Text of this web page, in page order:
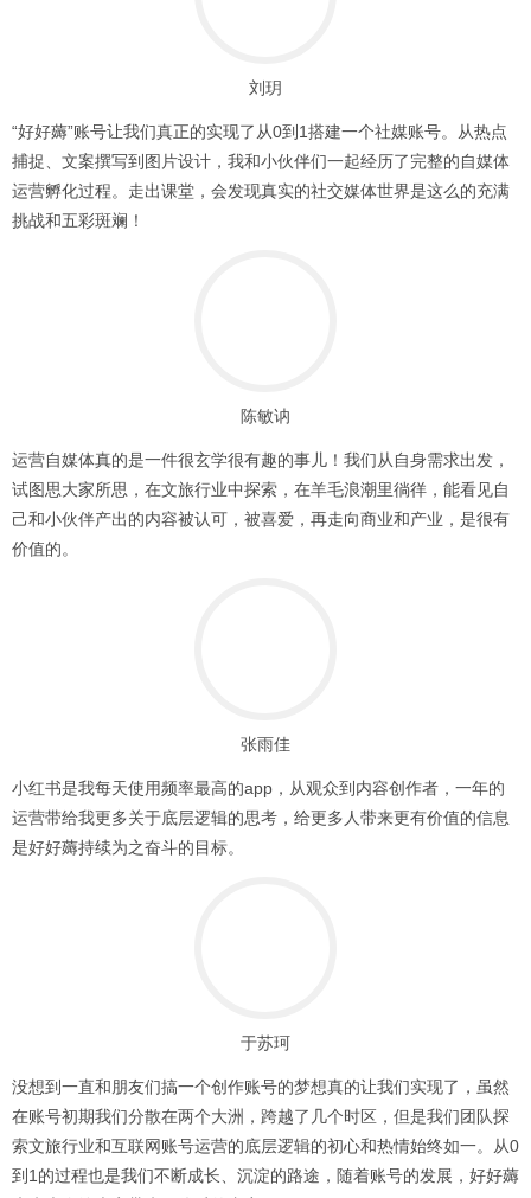
刘玥
“好好薅”账号让我们真正的实现了从0到1搭建一个社媒账号。从热点
捕捉、文案撰写到图片设计，我和小伙伴们一起经历了完整的自媒体
运营孵化过程。走出课堂，会发现真实的社交媒体世界是这么的充满
挑战和五彩斑斓！
陈敏讷
运营自媒体真的是一件很玄学很有趣的事儿！我们从自身需求出发，
试图思大家所思，在文旅行业中探索，在羊毛浪潮里徜徉，能看见自
己和小伙伴产出的内容被认可，被喜爱，再走向商业和产业，是很有
价值的。
张雨佳
小红书是我每天使用频率最高的app，从观众到内容创作者，一年的
运营带给我更多关于底层逻辑的思考，给更多人带来更有价值的信息
是好好薅持续为之奋斗的目标。
于苏珂
没想到一直和朋友们搞一个创作账号的梦想真的让我们实现了，虽然
在账号初期我们分散在两个大洲，跨越了几个时区，但是我们团队探
索文旅行业和互联网账号运营的底层逻辑的初心和热情始终如一。从0
到1的过程也是我们不断成长、沉淀的路途，随着账号的发展，好好薅